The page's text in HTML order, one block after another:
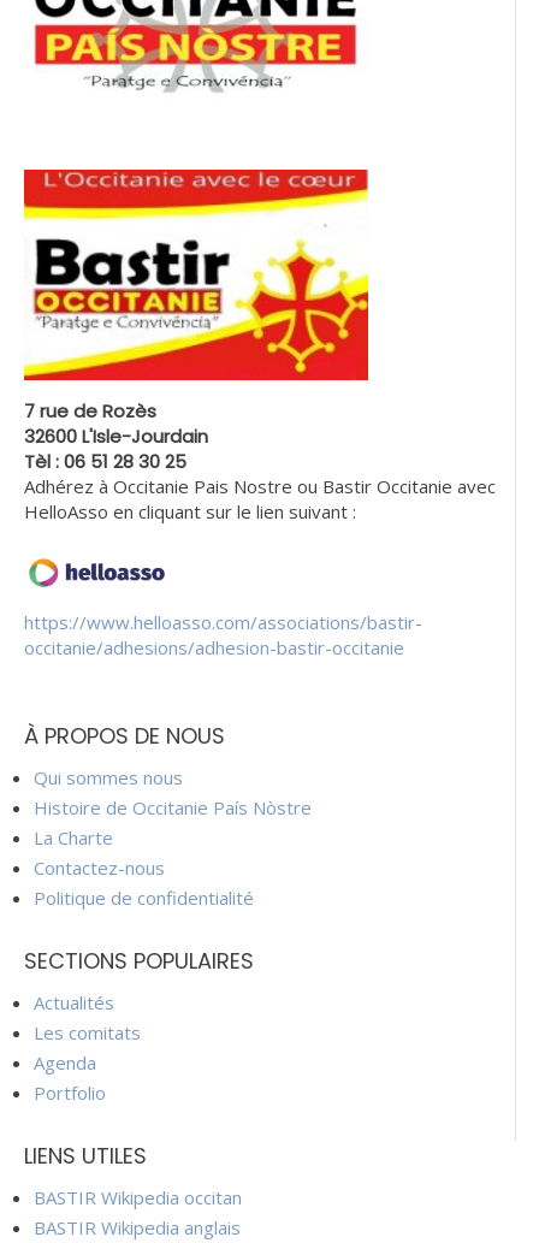
7 rue de Rozès
32600 L'Isle-Jourdain
Tèl : 06 51 28 30 25
Adhérez à Occitanie Pais Nostre ou Bastir Occitanie avec
HelloAsso en cliquant sur le lien suivant :
https://www.helloasso.com/associations/bastir-
occitanie/adhesions/adhesion-bastir-occitanie
À PROPOS DE NOUS
Qui sommes nous
Histoire de Occitanie País Nòstre
La Charte
Contactez-nous
Politique de confidentialité
SECTIONS POPULAIRES
Actualités
Les comitats
Agenda
Portfolio
LIENS UTILES
BASTIR Wikipedia occitan
BASTIR Wikipedia anglais